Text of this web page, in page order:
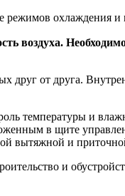
режимов охлаждения и
воздуха.
друг от друга.
температуры и
в щите
вытяжной и
и